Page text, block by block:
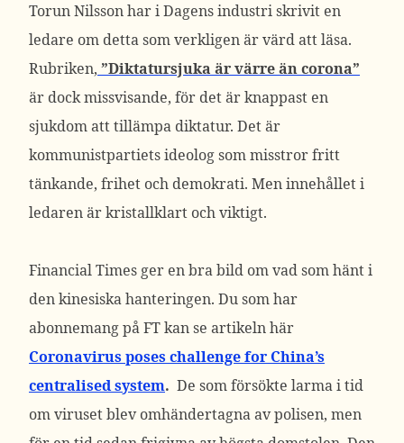
Torun Nilsson har i Dagens industri skrivit en
ledare om detta som verkligen är värd att läsa.
Rubriken, ”Diktatursjuka är värre än corona”
är dock missvisande, för det är knappast en
sjukdom att tillämpa diktatur. Det är
kommunistpartiets ideolog som misstror fritt
tänkande, frihet och demokrati. Men innehållet i
ledaren är kristallklart och viktigt.
Financial Times ger en bra bild om vad som hänt i
den kinesiska hanteringen. Du som har
abonnemang på FT kan se artikeln här
Coronavirus poses challenge for China’s
centralised system. De som försökte larma i tid
om viruset blev omhändertagna av polisen, men